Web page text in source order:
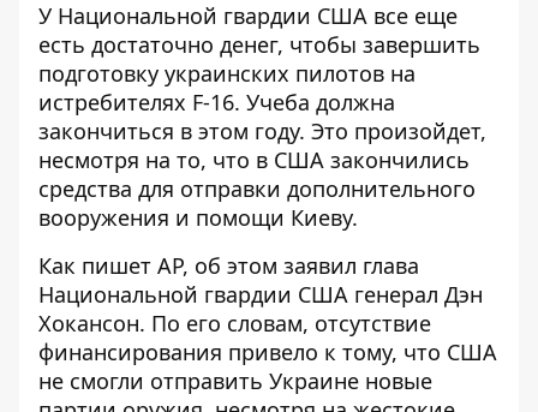
У Национальной гвардии США все еще
есть достаточно денег, чтобы завершить
подготовку украинских пилотов на
истребителях F-16. Учеба должна
закончиться в этом году. Это произойдет,
несмотря на то, что в США закончились
средства для отправки дополнительного
вооружения и помощи Киеву.
Как пишет AP, об этом заявил глава
Национальной гвардии США генерал Дэн
Хокансон. По его словам, отсутствие
финансирования привело к тому, что США
не смогли отправить Украине новые